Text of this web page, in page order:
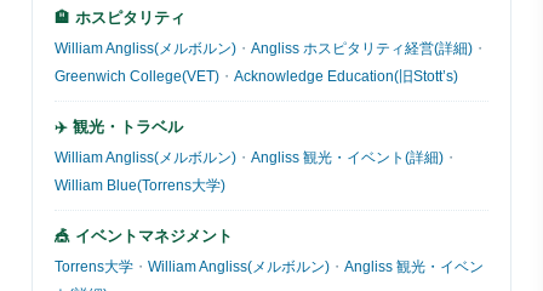
🏨 ホスピタリティ
William Angliss(メルボルン) ・ Angliss ホスピタリティ経営(詳細) ・
Greenwich College(VET) ・ Acknowledge Education(旧Stott’s)
✈️ 観光・トラベル
William Angliss(メルボルン) ・ Angliss 観光・イベント(詳細) ・
William Blue(Torrens大学)
🎪 イベントマネジメント
Torrens大学 ・ William Angliss(メルボルン) ・ Angliss 観光・イベン